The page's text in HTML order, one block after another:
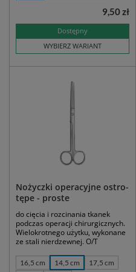
Dostępny
WYBIERZ WARIANT
9,50 zł
Nożyczki operacyjne ostro-
tępe - proste
do cięcia i rozcinania tkanek
podczas operacji chirurgicznych.
Wielokrotnego użytku, wykonane
ze stali nierdzewnej. O/T
16,5 cm 14,5 cm
17,5 cm